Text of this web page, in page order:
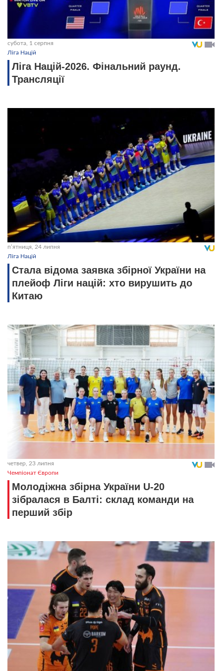
субота, 1 серпня
Ліга Націй
Ліга Націй-2026. Фінальний раунд.
Трансляції
пʼятниця, 24 липня
Ліга Націй
Стала відома заявка збірної України на
плейоф Ліги націй: хто вирушить до
Китаю
четвер, 23 липня
Чемпіонат Європи
Молодіжна збірна України U-20
зібралася в Балті: склад команди на
перший збір